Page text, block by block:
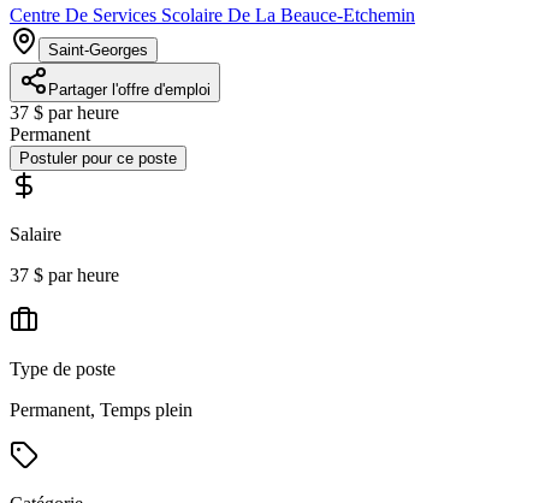
Centre De Services Scolaire De La Beauce-Etchemin
Saint-Georges
Partager l'offre d'emploi
37 $ par heure
Permanent
Postuler pour ce poste
Salaire
37 $ par heure
Type de poste
Permanent, Temps plein